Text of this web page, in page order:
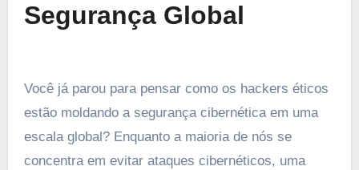
Segurança Global
Você já parou para pensar como os hackers éticos
estão moldando a segurança cibernética em uma
escala global? Enquanto a maioria de nós se
concentra em evitar ataques cibernéticos, uma